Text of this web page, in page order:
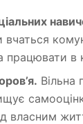
вчаться
працювати в
Вільна
власним